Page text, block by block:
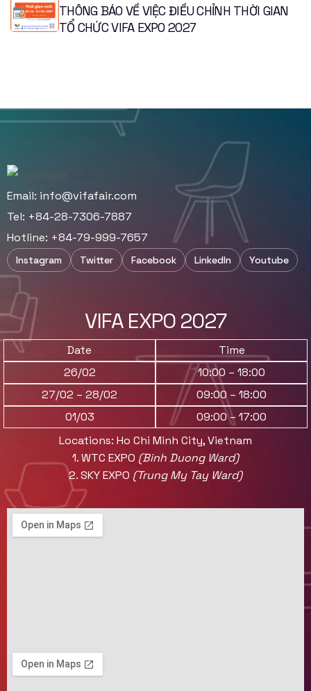
THÔNG BÁO VỀ VIỆC ĐIỀU CHỈNH THỜI GIAN
TỔ CHỨC VIFA EXPO 2027
Email: info@vifafair.com
Tel: +84-28-7306-7887
Hotline: +84-79-999-7657
Instagram Twitter Facebook LinkedIn Youtube
VIFA EXPO 2027
Date
Time
26/02
10:00 – 18:00
27/02 – 28/02
09:00 – 18:00
01/03
09:00 – 17:00
Locations: Ho Chi Minh City, Vietnam
1. WTC EXPO (Binh Duong Ward)
2.SKY EXPO (Trung My Tay Ward)